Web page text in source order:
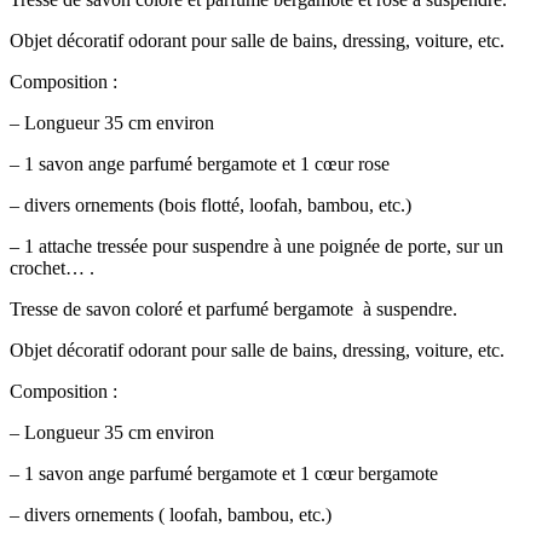
Objet décoratif odorant pour salle de bains, dressing, voiture, etc.
Composition :
– Longueur 35 cm environ
– 1 savon ange parfumé bergamote et 1 cœur rose
– divers ornements (bois flotté, loofah, bambou, etc.)
– 1 attache tressée pour suspendre à une poignée de porte, sur un
crochet… .
Tresse de savon coloré et parfumé bergamote à suspendre.
Objet décoratif odorant pour salle de bains, dressing, voiture, etc.
Composition :
– Longueur 35 cm environ
– 1 savon ange parfumé bergamote et 1 cœur bergamote
– divers ornements ( loofah, bambou, etc.)